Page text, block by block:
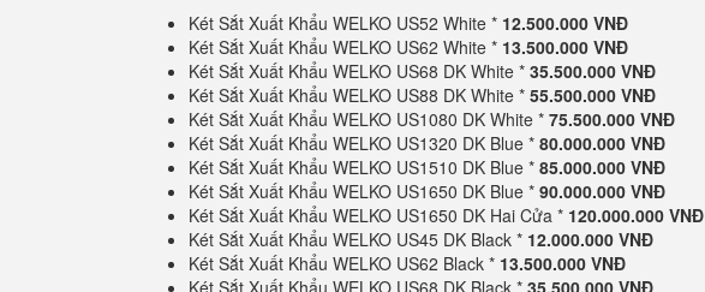
Két Sắt Xuất Khẩu WELKO US52 White * 12.500.000 VNĐ
Két Sắt Xuất Khẩu WELKO US62 White * 13.500.000 VNĐ
Két Sắt Xuất Khẩu WELKO US68 DK White * 35.500.000 VNĐ
Két Sắt Xuất Khẩu WELKO US88 DK White * 55.500.000 VNĐ
Két Sắt Xuất Khẩu WELKO US1080 DK White * 75.500.000 VNĐ
Két Sắt Xuất Khẩu WELKO US1320 DK Blue * 80.000.000 VNĐ
Két Sắt Xuất Khẩu WELKO US1510 DK Blue * 85.000.000 VNĐ
Két Sắt Xuất Khẩu WELKO US1650 DK Blue * 90.000.000 VNĐ
Két Sắt Xuất Khẩu WELKO US1650 DK Hai Cửa * 120.000.000 VNĐ
Két Sắt Xuất Khẩu WELKO US45 DK Black * 12.000.000 VNĐ
Két Sắt Xuất Khẩu WELKO US62 Black * 13.500.000 VNĐ
Két Sắt Xuất Khẩu WELKO US68 DK Black * 35.500.000 VNĐ